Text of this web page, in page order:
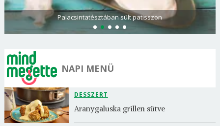
Paradicsomos rakott krumpli darált hússal
NAPI MENÜ
DESSZERT
Aranygaluska grillen sütve